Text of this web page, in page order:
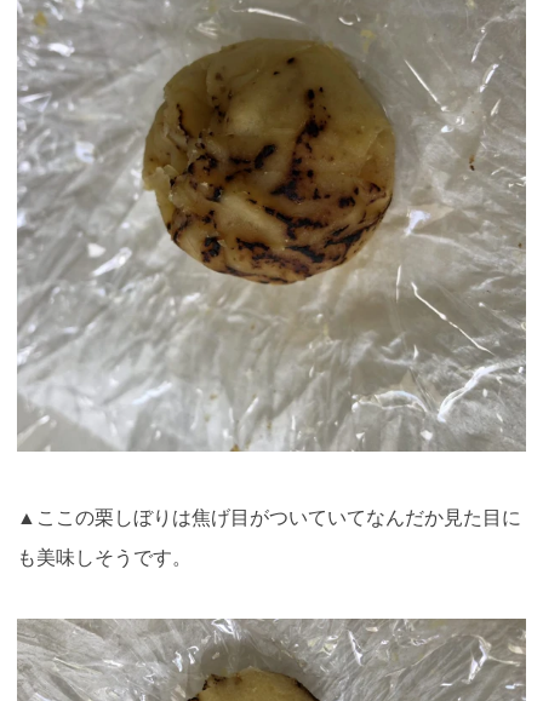
▲ここの栗しぼりは焦げ目がついていてなんだか見た目に
も美味しそうです。